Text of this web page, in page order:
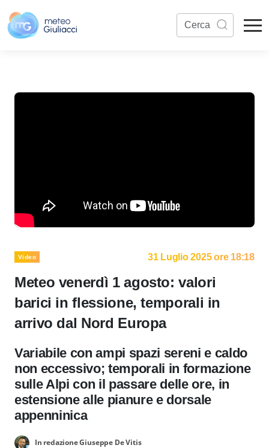
Video 31 Luglio 2025 ore 18:18
Meteo venerdì 1 agosto: valori
barici in flessione, temporali in
arrivo dal Nord Europa
Variabile con ampi spazi sereni e caldo
non eccessivo; temporali in formazione
sulle Alpi con il passare delle ore, in
estensione alle pianure e dorsale
appenninica
In redazione Giuseppe De Vitis